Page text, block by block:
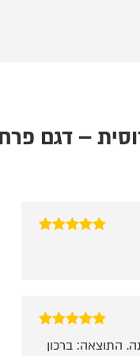
– דגם
התוצאה: ברכון